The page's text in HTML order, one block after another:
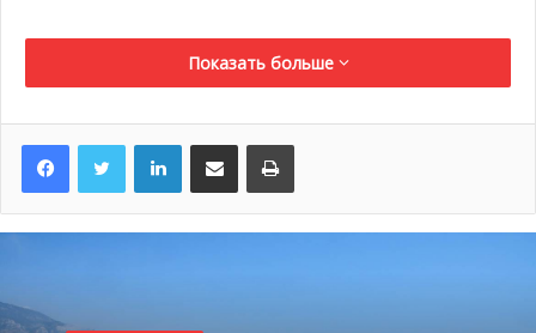
На протяжении многих лет первая леди работала над
женщинам. В ходе семинара участники смогли изучить
основные действия по спасению младенцев, детей и
и предотвращении удушения.
организованные в рамках дня «PowHer», в
Показать больше
LinkedInПоделиться по электронной почте Распечатать